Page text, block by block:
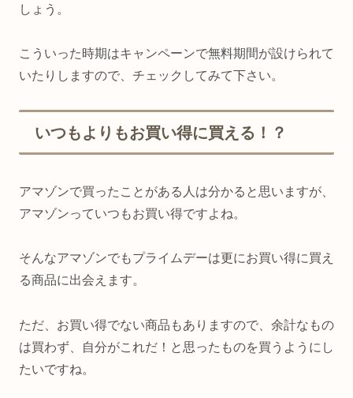
しょう。
こういった時期はキャンペーンで無料期間が設けられて
いたりしますので、チェックしてみて下さい。
いつもよりもお買い得に買える！？
アマゾンで買ったことがある人は分かると思いますが、
アマゾンっていつもお買い得ですよね。
そんなアマゾンでもプライムデーは更にお買い得に買え
る商品に出会えます。
ただ、お買い得でない商品もありますので、余計なもの
は買わず、自分がこれだ！と思ったものを買うようにし
たいですね。